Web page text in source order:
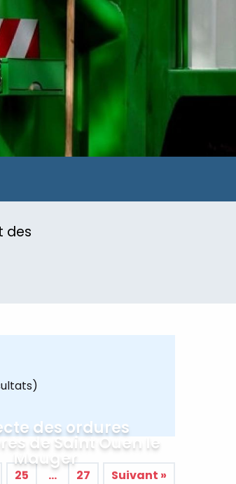
des
des ordures
de Saint Ouen le
Mauger
25 … 27 Suivant »